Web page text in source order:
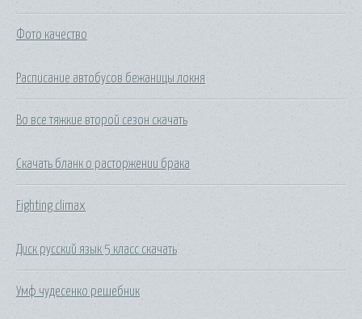
Фото качество
Расписание автобусов бежаницы локня
Во все тяжкие второй сезон скачать
Скачать бланк о расторжении брака
Fighting climax
Диск русский язык 5 класс скачать
Умф чудесенко решебник